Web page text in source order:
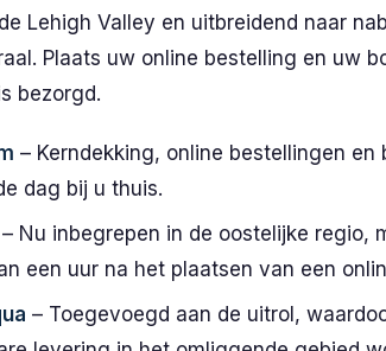
Lehigh Valley en uitbreidend naar
Plaats uw online bestelling en uw
bezorgd.
– Kerndekking, online bestellingen
dag bij u thuis.
– Nu inbegrepen in de oostelijke regio,
een uur na het plaatsen van een
– Toegevoegd aan de uitrol,